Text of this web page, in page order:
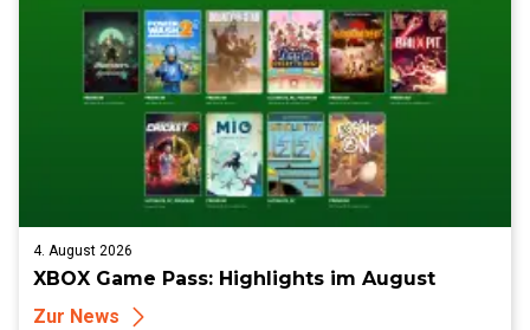
4. August 2026
XBOX Game Pass: Highlights im August
Zur News